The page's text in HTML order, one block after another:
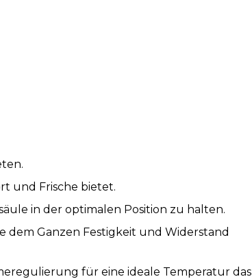
und Frische bietet.
in der optimalen Position zu halten.
Ganzen Festigkeit und Widerstand
für eine ideale Temperatur das